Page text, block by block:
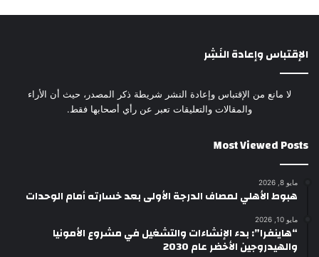
الإقتباس وإعادة النَشِر
لا مانع من الإقتباس وإعادة النشر شريطة ذكر المصدر، حيث أن الأراء
والمقالات والتعليقات تعبر عن رأي أصحابها فقط.
Most Viewed Posts
مايو 8, 2026
هبوط الأهلي لمصاف الدرجة الأولى بعد خسارته أمام الوحدات
مايو 10, 2026
“هاينفرا”: بدء الإنشاءات والتشغيل في مشروع الأمونيا
والهيدروجين الأخضر عام 2030